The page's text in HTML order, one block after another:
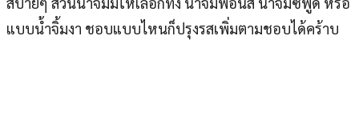
แบบน้ำจิ้มงา ชอบแบบไหนก็ปรุงรสเพิ่มตามชอบได้คร้าบ